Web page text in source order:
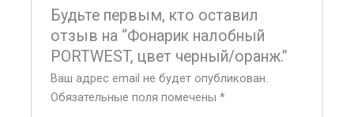
Будьте первым, кто оставил
отзыв на “Фонарик налобный
PORTWEST, цвет черный/оранж.”
Ваш адрес email не будет опубликован.
Обязательные поля помечены*